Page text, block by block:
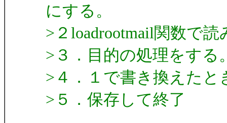
にする。
>２loadrootmail関数で
>３．目的の処理をする
>４．１で書き換えたと
>５．保存して終了